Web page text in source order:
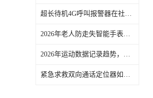
气泵式血压测量手表 超长待机4G呼叫报警器在社区养老中的应用，巨欣通讯有案例
2026年老人防走失智能手表定位技术趋势，巨欣通讯带来行业观察
2026年运动数据记录趋势，巨欣通讯4G运动手表助力健身
紧急求救双向通话定位器如何一键报警？巨欣通讯详解操作流程